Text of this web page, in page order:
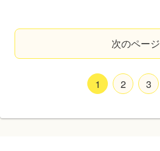
次のページ
1 2 3